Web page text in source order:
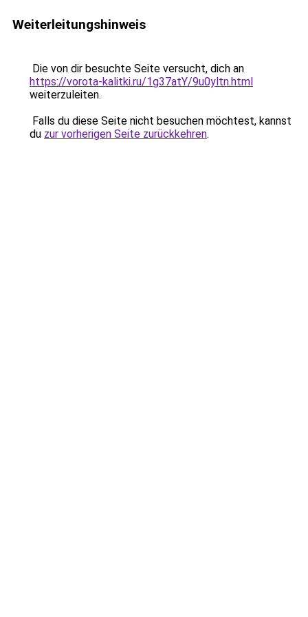
Weiterleitungshinweis
Die von dir besuchte Seite versucht, dich an
https://vorota-kalitki.ru/1g37atY/9u0yltn.html
weiterzuleiten.
Falls du diese Seite nicht besuchen möchtest, kannst
du zur vorherigen Seite zurückkehren.